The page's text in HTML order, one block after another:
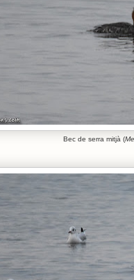
Bec de serra mitjà (